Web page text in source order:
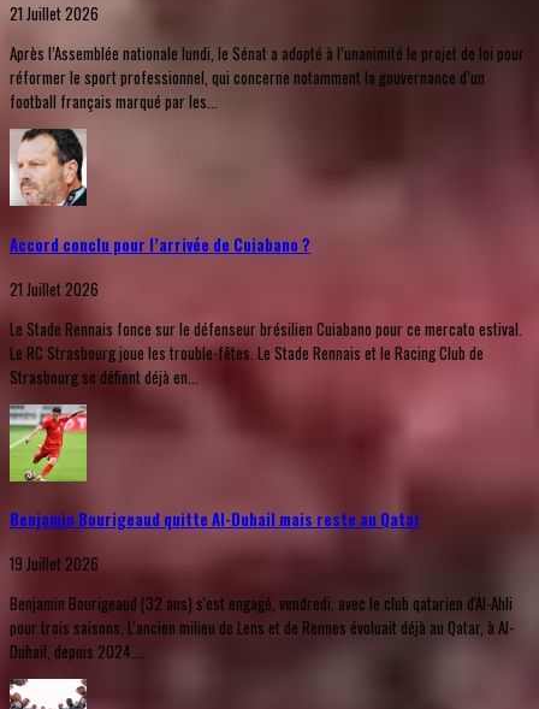
21 Juillet 2026
Après l’Assemblée nationale lundi, le Sénat a adopté à l’unanimité le projet de loi pour
réformer le sport professionnel, qui concerne notamment la gouvernance d’un
football français marqué par les...
Accord conclu pour l’arrivée de Cuiabano ?
21 Juillet 2026
Le Stade Rennais fonce sur le défenseur brésilien Cuiabano pour ce mercato estival.
Le RC Strasbourg joue les trouble-fêtes. Le Stade Rennais et le Racing Club de
Strasbourg se défient déjà en...
Benjamin Bourigeaud quitte Al-Duhail mais reste au Qatar
19 Juillet 2026
Benjamin Bourigeaud (32 ans) s'est engagé, vendredi, avec le club qatarien d'Al-Ahli
pour trois saisons. L'ancien milieu de Lens et de Rennes évoluait déjà au Qatar, à Al-
Duhail, depuis 2024....